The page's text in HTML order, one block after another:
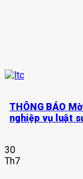
THÔNG BÁO
nghiệp vụ luật
30
Th7